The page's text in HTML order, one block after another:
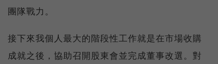
團隊戰力。
接下來我個人最大的階段性工作就是在市場收購
成就之後，協助召開股東會並完成董事改選。對